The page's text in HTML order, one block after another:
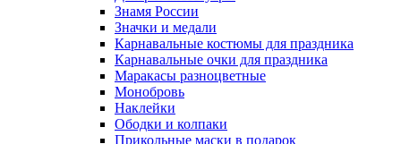
Знамя России
Значки и медали
Карнавальные костюмы для праздника
Карнавальные очки для праздника
Маракасы разноцветные
Монобровь
Наклейки
Ободки и колпаки
Прикольные маски в подарок